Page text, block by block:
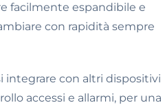
facilmente espandibile e
con rapidità sempre
integrare con altri dispositivi
accessi e allarmi, per una